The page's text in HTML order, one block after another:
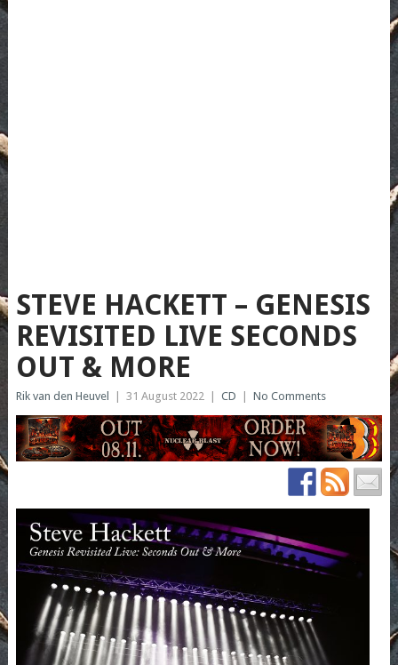
STEVE HACKETT – GENESIS
REVISITED LIVE SECONDS
OUT & MORE
Rik van den Heuvel 31 August 2022 CD No Comments